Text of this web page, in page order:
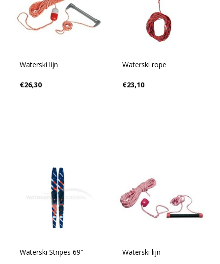
Waterski lijn
€26,30
Waterski rope
€23,10
Waterski Stripes 69" Waterski lijn